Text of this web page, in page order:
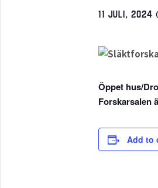
11 JULI, 2024
Öppet hus/
Forskarsalen
Add to